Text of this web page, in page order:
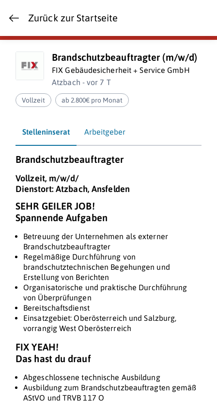
Zurück zur Startseite
Brandschutzbeauftragter (m/w/d)
FIX Gebäudesicherheit + Service GmbH
Atzbach - vor 7 T
Vollzeit ab 2.800€ pro Monat
Stelleninserat Arbeitgeber
Brandschutzbeauftragter
Vollzeit, m/w/d/
Dienstort: Atzbach, Ansfelden
SEHR GEILER JOB!
Spannende Aufgaben
Betreuung der Unternehmen als externer
Brandschutzbeauftragter
Regelmäßige Durchführung von
brandschutztechnischen Begehungen und
Erstellung von Berichten
Organisatorische und praktische Durchführung
von Überprüfungen
Bereitschaftsdienst
Einsatzgebiet: Oberösterreich und Salzburg,
vorrangig West Oberösterreich
FIX YEAH!
Das hast du drauf
Abgeschlossene technische Ausbildung
Ausbildung zum Brandschutzbeauftragten gemäß
AStVO und TRVB 117 O